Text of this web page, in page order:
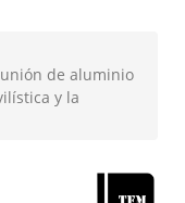
de aluminio
y la